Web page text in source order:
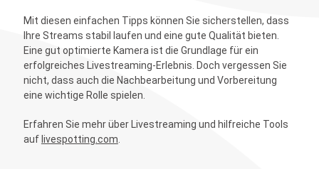
Mit diesen einfachen Tipps können Sie sicherstellen, dass
Ihre Streams stabil laufen und eine gute Qualität bieten.
Eine gut optimierte Kamera ist die Grundlage für ein
erfolgreiches Livestreaming-Erlebnis. Doch vergessen Sie
nicht, dass auch die Nachbearbeitung und Vorbereitung
eine wichtige Rolle spielen.
Erfahren Sie mehr über Livestreaming und hilfreiche Tools
auf livespotting.com